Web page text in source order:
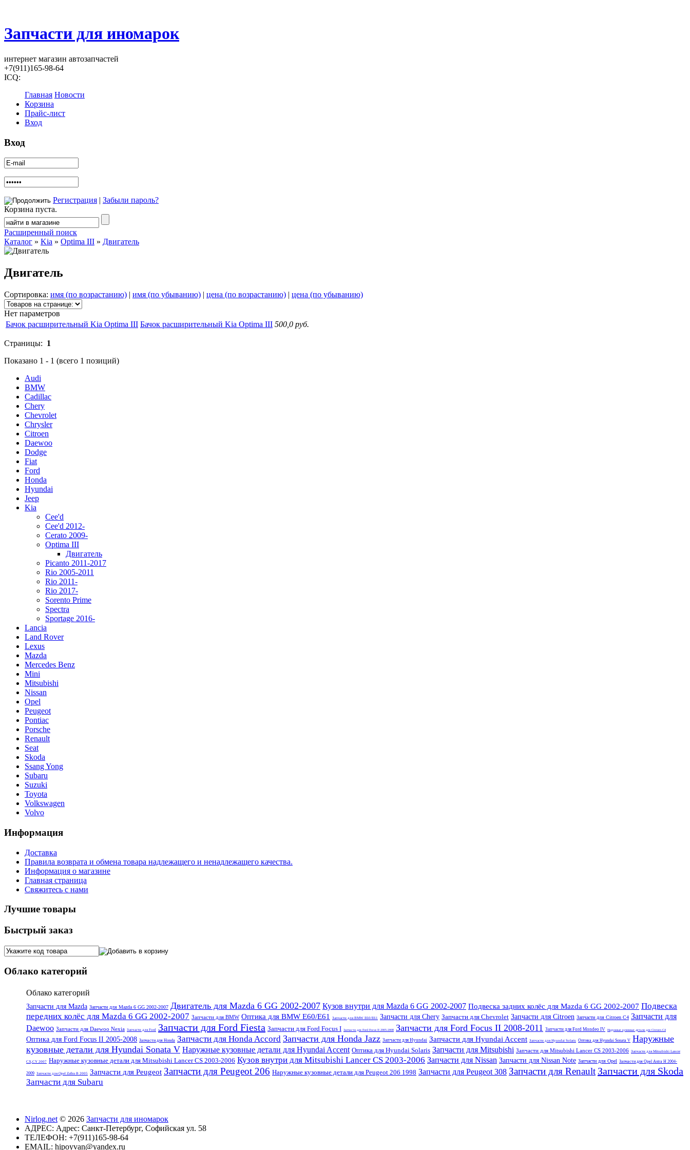
Запчасти для иномарок
интернет магазин автозапчастей
+7(911)165-98-64
ICQ:
Главная Новости
Корзина
Прайс-лист
Вход
Вход
Регистрация | Забыли пароль?
Корзина пуста.
Расширенный поиск
Каталог » Kia » Optima III » Двигатель
Двигатель
Сортировка: имя (по возрастанию) | имя (по убыванию) | цена (по возрастанию) | цена (по убыванию)
Нет параметров
Бачок расширительный Kia Optima III Бачок расширительный Kia Optima III 500,0 руб.
Страницы: 1
Показано 1 - 1 (всего 1 позиций)
Audi
BMW
Cadillac
Chery
Chevrolet
Chrysler
Citroen
Daewoo
Dodge
Fiat
Ford
Honda
Hyundai
Jeep
Kia
Cee'd
Cee'd 2012-
Cerato 2009-
Optima III
Двигатель
Picanto 2011-2017
Rio 2005-2011
Rio 2011-
Rio 2017-
Sorento Prime
Spectra
Sportage 2016-
Lancia
Land Rover
Lexus
Mazda
Mercedes Benz
Mini
Mitsubishi
Nissan
Opel
Peugeot
Pontiac
Porsche
Renault
Seat
Skoda
Ssang Yong
Subaru
Suzuki
Toyota
Volkswagen
Volvo
Информация
Доставка
Правила возврата и обмена товара надлежащего и ненадлежащего качества.
Информация о магазине
Главная страница
Свяжитесь с нами
Лучшие товары
Быстрый заказ
Облако категорий
Облако категорий
Запчасти для Mazda Запчасти для Mazda 6 GG 2002-2007 Двигатель для Mazda 6 GG 2002-2007 Кузов внутри для Mazda 6 GG 2002-2007 Подвеска задних колёс для Mazda 6 GG 2002-2007 Подвеска
передних колёс для Mazda 6 GG 2002-2007 Запчасти для BMW Оптика для BMW E60/E61 Запчасти для BMW E60/E61 Запчасти для Chery Запчасти для Chevrolet Запчасти для Citroen Запчасти для Citroen C4 Запчасти для
Daewoo Запчасти для Daewoo Nexia Запчасти для Ford Запчасти для Ford Fiesta Запчасти для Ford Focus I Запчасти для Ford Focus II 2005-2008 Запчасти для Ford Focus II 2008-2011 Запчасти для Ford Mondeo IV Наружные кузовные детали для Citroen C4
Оптика для Ford Focus II 2005-2008 Запчасти для Honda Запчасти для Honda Accord Запчасти для Honda Jazz Запчасти для Hyundai Запчасти для Hyundai Accent Запчасти для Hyundai Solaris Оптика для Hyundai Sonata V Наружные
кузовные детали для Hyundai Sonata V Наружные кузовные детали для Hyundai Accent Оптика для Hyundai Solaris Запчасти для Mitsubishi Запчасти для Mitsubishi Lancer CS 2003-2006 Запчасти для Mitsubishi Lancer
CX,CY 2007 Наружные кузовные детали для Mitsubishi Lancer CS 2003-2006 Кузов внутри для Mitsubishi Lancer CS 2003-2006 Запчасти для Nissan Запчасти для Nissan Note Запчасти для Opel Запчасти для Opel Astra H 2004-
2009 Запчасти для Opel Zafira B 2005 Запчасти для Peugeot Запчасти для Peugeot 206 Наружные кузовные детали для Peugeot 206 1998 Запчасти для Peugeot 308 Запчасти для Renault Запчасти для Skoda
Запчасти для Subaru
Nirlog.net © 2026 Запчасти для иномарок
АДРЕС: Адрес: Санкт-Петербург, Софийская ул. 58
ТЕЛЕФОН: +7(911)165-98-64
EMAIL: hipoyvan@yandex.ru